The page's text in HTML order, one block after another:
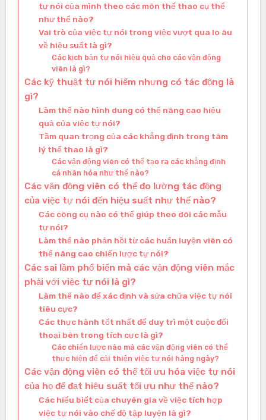
tự nói của mình theo các môn thể thao cụ thể
như thế nào?
Vai trò của việc tự nói trong việc vượt qua lo âu
về hiệu suất là gì?
Các kịch bản tự nói hiệu quả cho các vận động
viên là gì?
Các kỹ thuật tự nói hiếm nhưng có tác động là
gì?
Làm thế nào hình dung có thể nâng cao hiệu
quả của việc tự nói?
Tầm quan trọng của các khẳng định trong tâm
lý thể thao là gì?
Các vận động viên có thể tạo ra các khẳng định
cá nhân hóa như thế nào?
Các vận động viên có thể đo lường tác động
của việc tự nói đến hiệu suất như thế nào?
Các công cụ nào có thể giúp theo dõi các mẫu
tự nói?
Làm thế nào phản hồi từ các huấn luyện viên có
thể nâng cao chiến lược tự nói?
Các sai lầm phổ biến mà các vận động viên mắc
phải với việc tự nói là gì?
Làm thế nào để xác định và sửa chữa việc tự nói
tiêu cực?
Các thực hành tốt nhất để duy trì một cuộc đối
thoại bên trong tích cực là gì?
Các chiến lược nào mà các vận động viên có thể
thực hiện để cải thiện việc tự nói hàng ngày?
Các vận động viên có thể tối ưu hóa việc tự nói
của họ để đạt hiệu suất tối ưu như thế nào?
Các hiểu biết của chuyên gia về việc tích hợp
việc tự nói vào chế độ tập luyện là gì?